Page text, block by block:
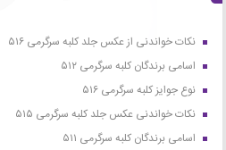
نکات خواندنی از عکس جلد کلبه سرگرمی ۵۱۶
اسامی برندگان کلبه سرگرمی ۵۱۲
نوع جوایز کلبه سرگرمی ۵۱۶
نکات خواندنی عکس جلد کلبه سرگرمی ۵۱۵
اسامی برندگان کلبه سرگرمی ۵۱۱